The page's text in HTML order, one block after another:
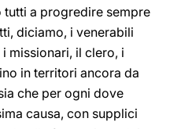
a progredire sempre
diciamo, i venerabili
missionari, il clero, i
in territori ancora da
che per ogni dove
causa, con supplici